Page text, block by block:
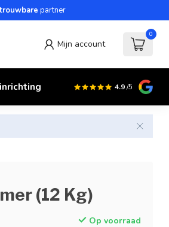
partner
Mijn account
0
4.9/5
(12 Kg)
Op voorraad